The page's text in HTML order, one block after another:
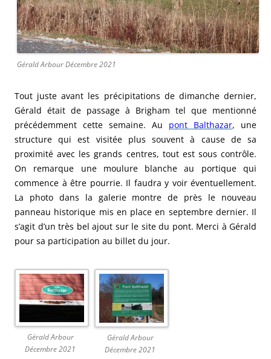
Gérald Arbour Décembre 2021
Tout juste avant les précipitations de dimanche dernier,
Gérald était de passage à Brigham tel que mentionné
précédemment cette semaine. Au pont Balthazar, une
structure qui est visitée plus souvent à cause de sa
proximité avec les grands centres, tout est sous contrôle.
On remarque une moulure blanche au portique qui
commence à être pourrie. Il faudra y voir éventuellement.
La photo dans la galerie montre de près le nouveau
panneau historique mis en place en septembre dernier. Il
s’agit d’un très bel ajout sur le site du pont. Merci à Gérald
pour sa participation au billet du jour.
Gérald Arbour
Décembre 2021
Gérald Arbour
Décembre 2021